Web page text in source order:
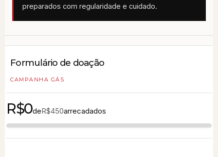
preparados com regularidade e cuidado.
Formulário de doação
CAMPANHA GÁS
R$0deR$450arrecadados